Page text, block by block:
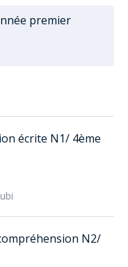
premier
écrite N1/ 4ème
N2/